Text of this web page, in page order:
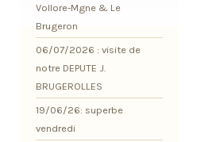
Vollore-Mgne & Le
Brugeron
06/07/2026 : visite de
notre DEPUTE J.
BRUGEROLLES
19/06/26: superbe
vendredi